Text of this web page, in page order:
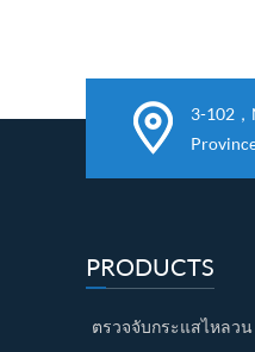
3-102
PRODUCTS
ตรวจจับกระแสไหลวน